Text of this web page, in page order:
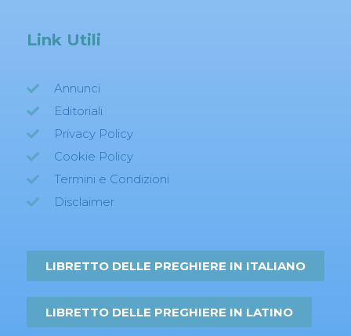
Link Utili
Annunci
Editoriali
Privacy Policy
Cookie Policy
Termini e Condizioni
Disclaimer
LIBRETTO DELLE PREGHIERE IN ITALIANO
LIBRETTO DELLE PREGHIERE IN LATINO